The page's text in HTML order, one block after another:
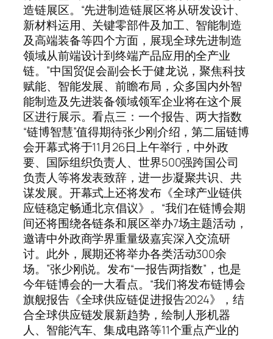
造链展区。“先进制造链展区将从研发设计、
新材料运用、关键零部件及加工、智能制造
及高端装备等四个方面，展现全球先进制造
领域从前端设计到终端产品应用的全产业
链。”中国贸促会副会长于健龙说，聚焦科技
赋能、智能发展、前瞻布局，众多国内外智
能制造及先进装备领域领军企业将在这个展
区进行展示。看点三：一个报告、两大指数
“链博智慧”值得期待张少刚介绍，第二届链博
会开幕式将于11月26日上午举行，中外政
要、国际组织负责人、世界500强跨国公司
负责人等将发表致辞，进一步凝聚共识、共
谋发展。开幕式上还将发布《全球产业链供
应链稳定畅通北京倡议》。“我们在链博会期
间还将围绕各链条和展区举办7场主题活动，
邀请中外政商学界重量级嘉宾深入交流研
讨。此外，展期还将举办各类活动300余
场。”张少刚说。发布“一报告两指数”，也是
今年链博会的一大看点。“我们将发布链博会
旗舰报告《全球供应链促进报告2024》，结
合全球供应链发展新趋势，绘制人形机器
人、智能汽车、集成电路等11个重点产业的